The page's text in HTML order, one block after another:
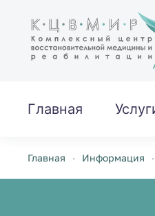
Перейти к
Главная
Главная Информация